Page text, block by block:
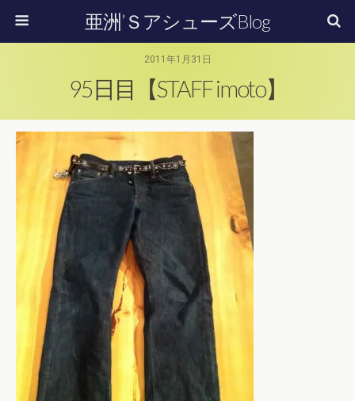
亜洲’ＳアシューズBlog
2011年1月31日
95日目【STAFF imoto】